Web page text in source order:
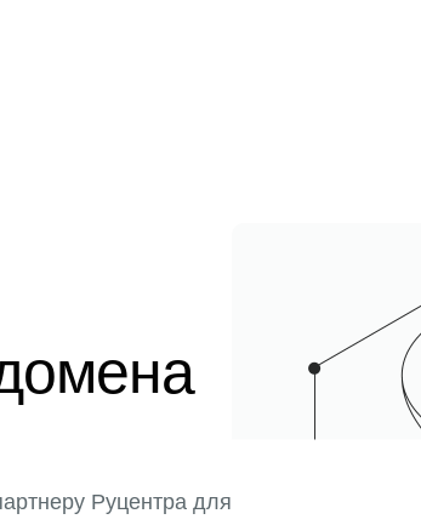
Руцентра для